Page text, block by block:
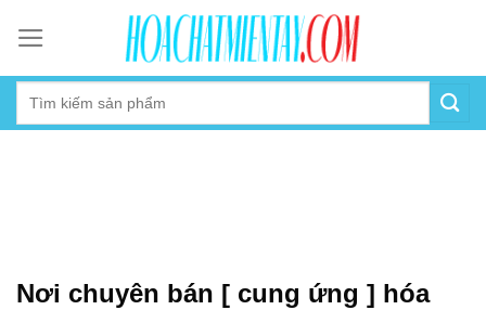
content
Nơi chuyên bán [ cung ứng ] hóa